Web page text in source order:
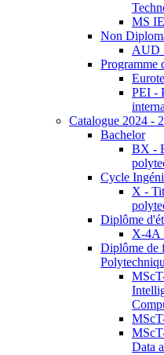
MS
Non
Programme
PEI -
Catalogue 2024 -
Bachelor
BX -
Cycle
X -
Diplôme
X-4A
Diplôme de
Data